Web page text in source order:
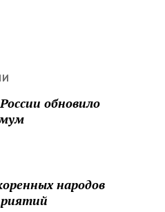
обновило
народов